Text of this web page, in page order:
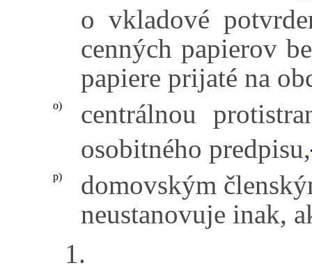
o vkladové
cenných papierov
papiere prijaté na
o)
centrálnou
osobitného predpisu,
p)
domovským
neustanovuje inak,
1.